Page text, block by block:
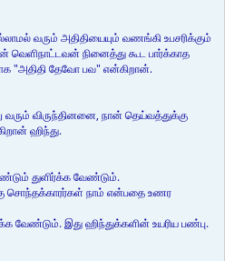
வரும் அதிதியையும் வணங்கி உபசரிக்கும்
நினைத்து கூட பார்க்காத
"அதிதி தேவோ பவ" என்கிறான்.
விருந்தினனை, நான் தெய்வத்துக்கு
ஹிந்து.
துளிர்க்க வேண்டும்.
சொந்தக்காரர்கள் நாம் என்பதை உணர
வேண்டும். இது ஹிந்துக்களின் உயரிய பண்பு.